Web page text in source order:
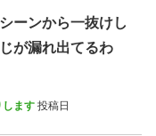
ーンから一抜けし
が漏れ出てるわ
します 投稿日